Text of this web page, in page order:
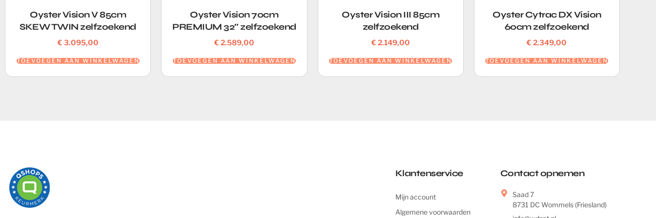
Oyster Vision V 85cm
SKEW TWIN zelfzoekend
€ 3.095,00
TOEVOEGEN AAN WINKELWAGEN
Oyster Vision 70cm
PREMIUM 32″ zelfzoekend
€ 2.589,00
TOEVOEGEN AAN WINKELWAGEN
Oyster Vision III 85cm
zelfzoekend
€ 2.149,00
TOEVOEGEN AAN WINKELWAGEN
Oyster Cytrac DX Vision
60cm zelfzoekend
€ 2.349,00
TOEVOEGEN AAN WINKELWAGEN
Klantenservice
Mijn account
Algemene voorwaarden
Contact opnemen
Saad 7
8731 DC Wommels (Friesland)